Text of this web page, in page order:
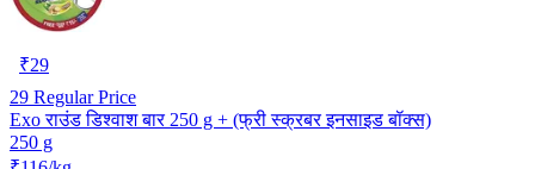
₹29
29 Regular Price
Exo राउंड डिश्वाश बार 250 g + (फ्री स्क्रबर इनसाइड बॉक्स)
250 g